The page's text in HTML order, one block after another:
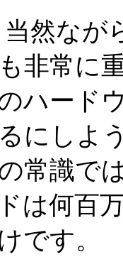
当然なが
非常に
ハード
にしよ
常識で
は何百
です。